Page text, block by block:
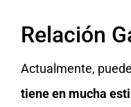
Relación
Actualmente,
tiene en mucha